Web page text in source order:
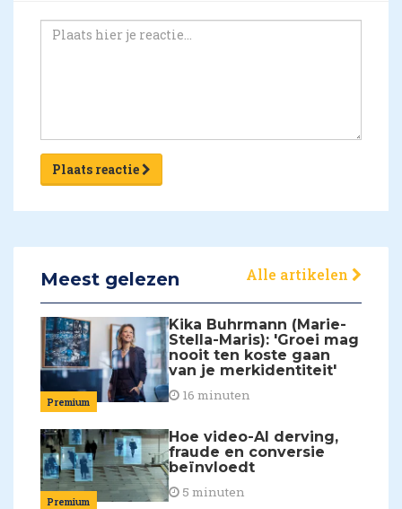
Plaats reactie
Meest gelezen Alle artikelen
Premium
Kika Buhrmann (Marie-
Stella-Maris): 'Groei mag
nooit ten koste gaan
van je merkidentiteit'
16 minuten
Premium
Hoe video-AI derving,
fraude en conversie
beïnvloedt
5 minuten